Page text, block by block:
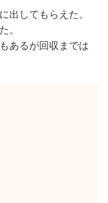
出してもらえた。
。
あるが回収までは